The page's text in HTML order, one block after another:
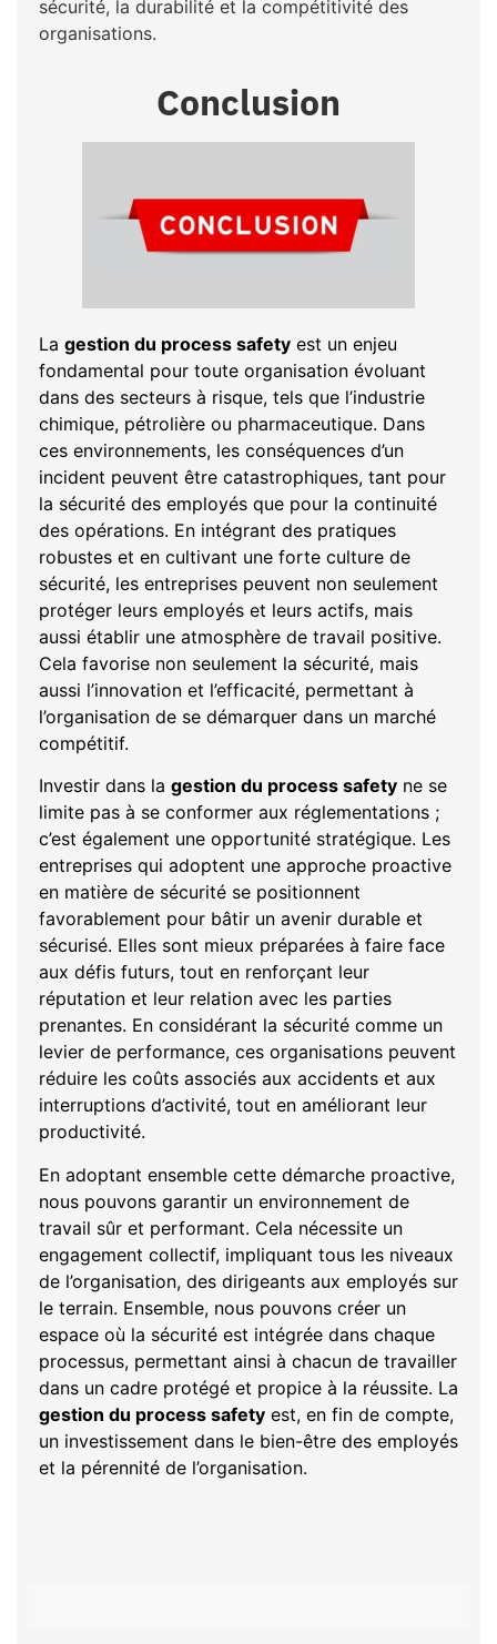
sécurité, la durabilité et la compétitivité des
organisations.
Conclusion
La gestion du process safety est un enjeu
fondamental pour toute organisation évoluant
dans des secteurs à risque, tels que l’industrie
chimique, pétrolière ou pharmaceutique. Dans
ces environnements, les conséquences d’un
incident peuvent être catastrophiques, tant pour
la sécurité des employés que pour la continuité
des opérations. En intégrant des pratiques
robustes et en cultivant une forte culture de
sécurité, les entreprises peuvent non seulement
protéger leurs employés et leurs actifs, mais
aussi établir une atmosphère de travail positive.
Cela favorise non seulement la sécurité, mais
aussi l’innovation et l’efficacité, permettant à
l’organisation de se démarquer dans un marché
compétitif.
Investir dans la gestion du process safety ne se
limite pas à se conformer aux réglementations ;
c’est également une opportunité stratégique. Les
entreprises qui adoptent une approche proactive
en matière de sécurité se positionnent
favorablement pour bâtir un avenir durable et
sécurisé. Elles sont mieux préparées à faire face
aux défis futurs, tout en renforçant leur
réputation et leur relation avec les parties
prenantes. En considérant la sécurité comme un
levier de performance, ces organisations peuvent
réduire les coûts associés aux accidents et aux
interruptions d’activité, tout en améliorant leur
productivité.
En adoptant ensemble cette démarche proactive,
nous pouvons garantir un environnement de
travail sûr et performant. Cela nécessite un
engagement collectif, impliquant tous les niveaux
de l’organisation, des dirigeants aux employés sur
le terrain. Ensemble, nous pouvons créer un
espace où la sécurité est intégrée dans chaque
processus, permettant ainsi à chacun de travailler
dans un cadre protégé et propice à la réussite. La
gestion du process safety est, en fin de compte,
un investissement dans le bien-être des employés
et la pérennité de l’organisation.